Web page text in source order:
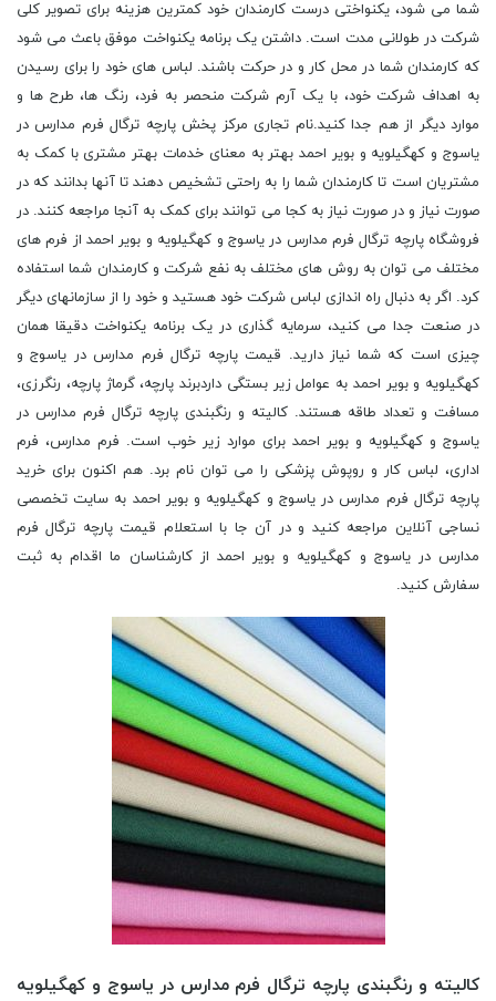
شما می شود، یکنواختی درست کارمندان خود کمترین هزینه برای تصویر کلی
شرکت در طولانی مدت است. داشتن یک برنامه یکنواخت موفق باعث می شود
که کارمندان شما در محل کار و در حرکت باشند. لباس های خود را برای رسیدن
به اهداف شرکت خود، با یک آرم شرکت منحصر به فرد، رنگ ها، طرح ها و
موارد دیگر از هم جدا کنید.نام تجاری مرکز پخش پارچه ترگال فرم مدارس در
یاسوج و کهگیلویه و بویر احمد بهتر به معنای خدمات بهتر مشتری با کمک به
مشتریان است تا کارمندان شما را به راحتی تشخیص دهند تا آنها بدانند که در
صورت نیاز و در صورت نیاز به کجا می توانند برای کمک به آنجا مراجعه کنند. در
فروشگاه پارچه ترگال فرم مدارس در یاسوج و کهگیلویه و بویر احمد از فرم های
مختلف می توان به روش های مختلف به نفع شرکت و کارمندان شما استفاده
کرد. اگر به دنبال راه اندازی لباس شرکت خود هستید و خود را از سازمانهای دیگر
در صنعت جدا می کنید، سرمایه گذاری در یک برنامه یکنواخت دقیقا همان
چیزی است که شما نیاز دارید. قیمت پارچه ترگال فرم مدارس در یاسوج و
کهگیلویه و بویر احمد به عوامل زیر بستگی داردبرند پارچه، گرماژ پارچه، رنگرزی،
مسافت و تعداد طاقه هستند. کالیته و رنگبندی پارچه ترگال فرم مدارس در
یاسوج و کهگیلویه و بویر احمد برای موارد زیر خوب است. فرم مدارس، فرم
اداری، لباس کار و روپوش پزشکی را می توان نام برد. هم اکنون برای خرید
پارچه ترگال فرم مدارس در یاسوج و کهگیلویه و بویر احمد به سایت تخصصی
نساجی آنلاین مراجعه کنید و در آن جا با استعلام قیمت پارچه ترگال فرم
مدارس در یاسوج و کهگیلویه و بویر احمد از کارشناسان ما اقدام به ثبت
سفارش کنید.
کالیته و رنگبندی پارچه ترگال فرم مدارس در یاسوج و کهگیلویه